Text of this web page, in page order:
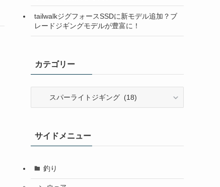
tailwalkジグフォースSSDに新モデル追加？ブ
レードジギングモデルが豊富に！
カテゴリー
ーサイドメニュー
釣り